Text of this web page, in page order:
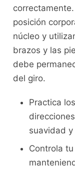
posición‍
núcleo y
brazos⁤ y las
debe
del giro.
Practica
suavidad
Controla